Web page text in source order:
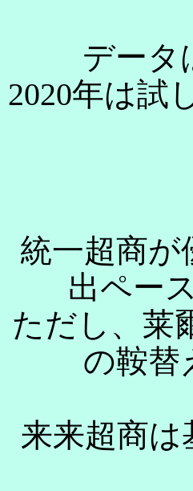
データ
2020年は試
統一超商
出ペー
ただし、莱
の鞍替
来来超商は